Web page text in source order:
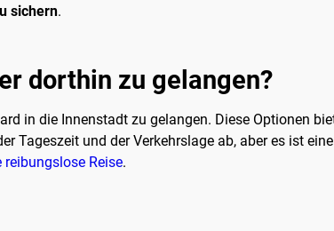
sichern.
dorthin zu gelangen?
in die Innenstadt zu gelangen. Diese Optionen
Tageszeit und der Verkehrslage ab, aber es ist
Reise.